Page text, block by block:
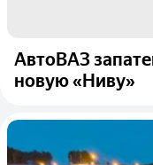
АвтоВАЗ
новую «Ниву»